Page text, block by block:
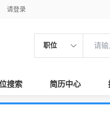
请登录
职位
搜索 简历中心